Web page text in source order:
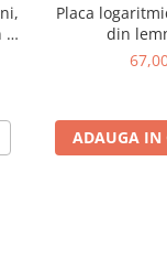
-
Placa
din
ADAUGA IN